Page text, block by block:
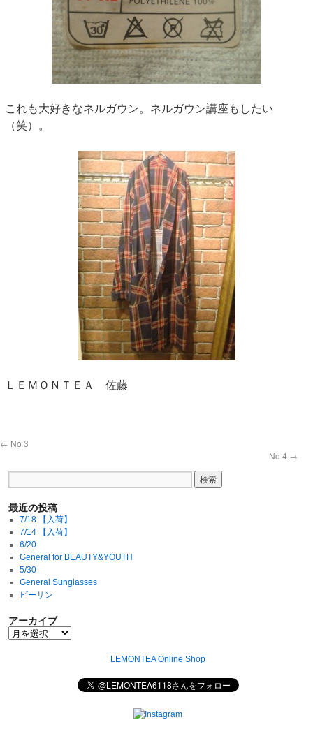
これも大好きなネルガウン。ネルガウン講座もしたい
（笑）。
ＬＥＭＯＮＴＥＡ 佐藤
← No 3
No 4 →
最近の投稿
7/18 【入荷】
7/14 【入荷】
6/20
General for BEAUTY&YOUTH
5/30
General Sunglasses
ビーサン
アーカイブ
LEMONTEA Online Shop